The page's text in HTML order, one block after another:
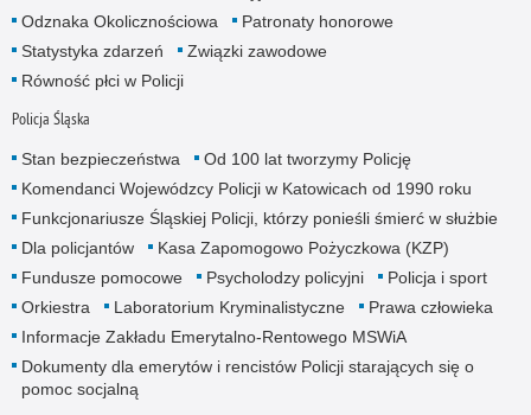
Odznaka Okolicznościowa
Patronaty honorowe
Statystyka zdarzeń
Związki zawodowe
Równość płci w Policji
Policja Śląska
Stan bezpieczeństwa
Od 100 lat tworzymy Policję
Komendanci Wojewódzcy Policji w Katowicach od 1990 roku
Funkcjonariusze Śląskiej Policji, którzy ponieśli śmierć w służbie
Dla policjantów
Kasa Zapomogowo Pożyczkowa (KZP)
Fundusze pomocowe
Psycholodzy policyjni
Policja i sport
Orkiestra
Laboratorium Kryminalistyczne
Prawa człowieka
Informacje Zakładu Emerytalno-Rentowego MSWiA
Dokumenty dla emerytów i rencistów Policji starających się o
pomoc socjalną